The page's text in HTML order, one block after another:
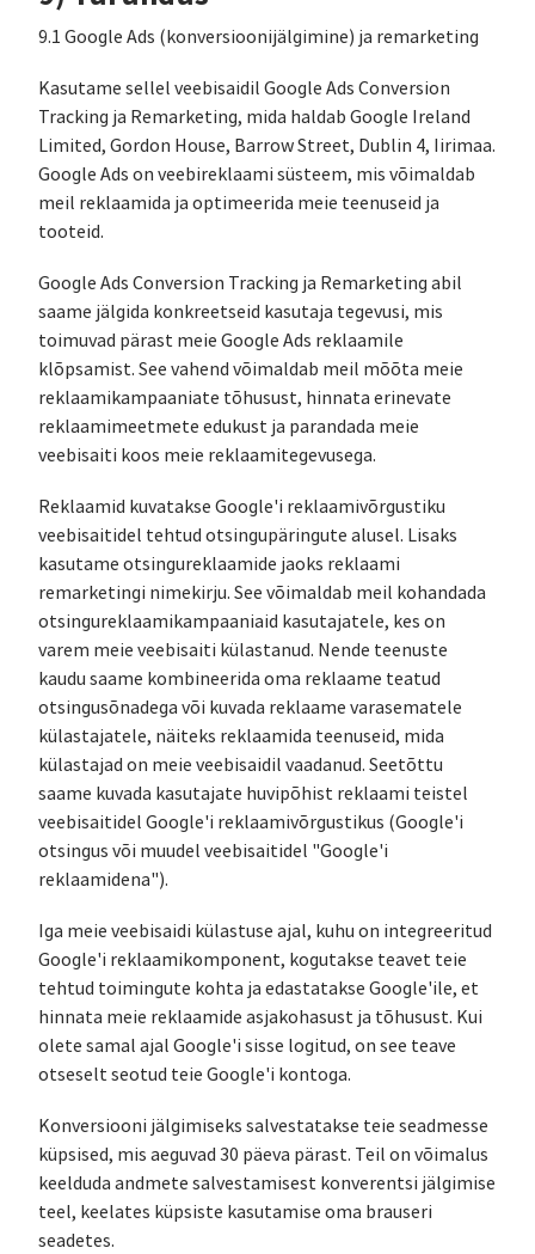
9.1 Google Ads (konversioonijälgimine) ja remarketing
Kasutame sellel veebisaidil Google Ads Conversion
Tracking ja Remarketing, mida haldab Google Ireland
Limited, Gordon House, Barrow Street, Dublin 4, Iirimaa.
Google Ads on veebireklaami süsteem, mis võimaldab
meil reklaamida ja optimeerida meie teenuseid ja
tooteid.
Google Ads Conversion Tracking ja Remarketing abil
saame jälgida konkreetseid kasutaja tegevusi, mis
toimuvad pärast meie Google Ads reklaamile
klõpsamist. See vahend võimaldab meil mõõta meie
reklaamikampaaniate tõhusust, hinnata erinevate
reklaamimeetmete edukust ja parandada meie
veebisaiti koos meie reklaamitegevusega.
Reklaamid kuvatakse Google'i reklaamivõrgustiku
veebisaitidel tehtud otsingupäringute alusel. Lisaks
kasutame otsingureklaamide jaoks reklaami
remarketingi nimekirju. See võimaldab meil kohandada
otsingureklaamikampaaniaid kasutajatele, kes on
varem meie veebisaiti külastanud. Nende teenuste
kaudu saame kombineerida oma reklaame teatud
otsingusõnadega või kuvada reklaame varasematele
külastajatele, näiteks reklaamida teenuseid, mida
külastajad on meie veebisaidil vaadanud. Seetõttu
saame kuvada kasutajate huvipõhist reklaami teistel
veebisaitidel Google'i reklaamivõrgustikus (Google'i
otsingus või muudel veebisaitidel "Google'i
reklaamidena").
Iga meie veebisaidi külastuse ajal, kuhu on integreeritud
Google'i reklaamikomponent, kogutakse teavet teie
tehtud toimingute kohta ja edastatakse Google'ile, et
hinnata meie reklaamide asjakohasust ja tõhusust. Kui
olete samal ajal Google'i sisse logitud, on see teave
otseselt seotud teie Google'i kontoga.
Konversiooni jälgimiseks salvestatakse teie seadmesse
küpsised, mis aeguvad 30 päeva pärast. Teil on võimalus
keelduda andmete salvestamisest konverentsi jälgimise
teel, keelates küpsiste kasutamise oma brauseri
seadetes.